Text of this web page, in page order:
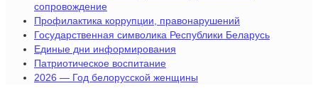
сопровождение
Профилактика коррупции, правонарушений
Государственная символика Республики Беларусь
Единые дни информирования
Патриотическое воспитание
2026 — Год белорусской женщины